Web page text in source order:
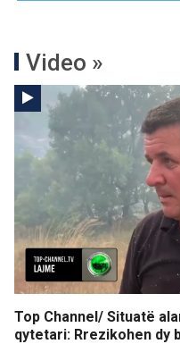
Video »
Top Channel/ Situatë
qytetari: Rrezikohen dy